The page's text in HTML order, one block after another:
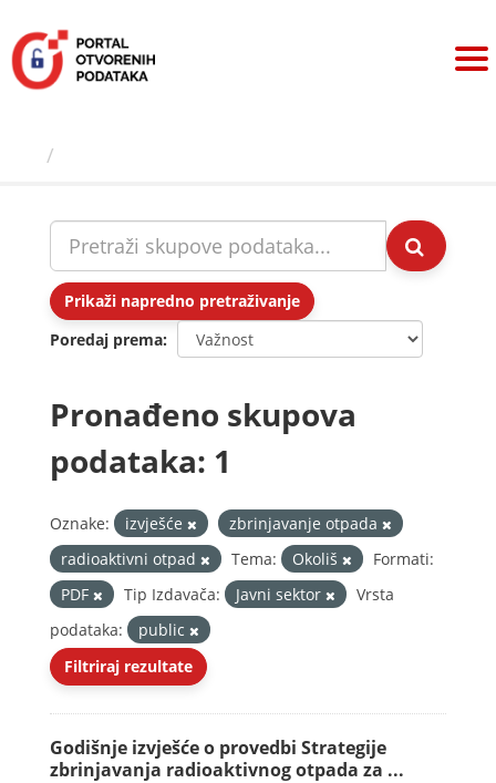
sadržaj
Prikaži napredno pretraživanje
Poredaj prema
Pronađeno skupova
podataka: 1
Oznake: izvješće
zbrinjavanje otpada
radioaktivni otpad
Tema: Okoliš
Formati:
PDF
Tip Izdavača: Javni sektor
Vrsta
podataka:
public
Filtriraj rezultate
Godišnje izvješće o provedbi Strategije
zbrinjavanja radioaktivnog otpada za ...